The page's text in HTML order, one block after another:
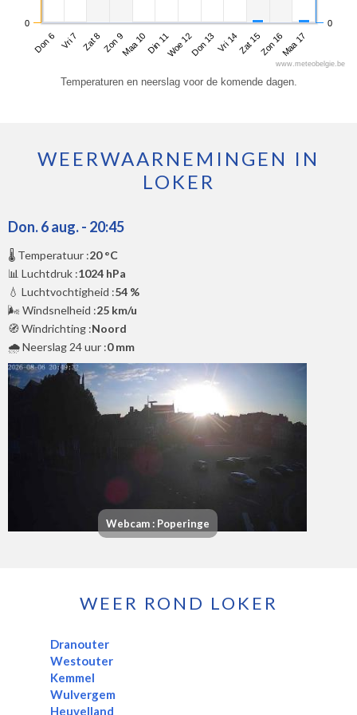
Don 6 Vri 7 Zat 8Zon 9Maa 10Din 11Woe 12Don 13Vri 14Zat 15Zon 16Maa 17
0 0
www.meteobelgie.be
Temperaturen en neerslag voor de komende dagen.
WEERWAARNEMINGEN IN
LOKER
Don. 6 aug. - 20:45
🌡️ Temperatuur :20 °C
📊 Luchtdruk :1024 hPa
💧 Luchtvochtigheid :54 %
🌬️ Windsnelheid :25 km/u
🧭 Windrichting :Noord
🌧️ Neerslag 24 uur :0 mm
Webcam : Poperinge
WEER ROND LOKER
Dranouter
Westouter
Kemmel
Wulvergem
Heuvelland